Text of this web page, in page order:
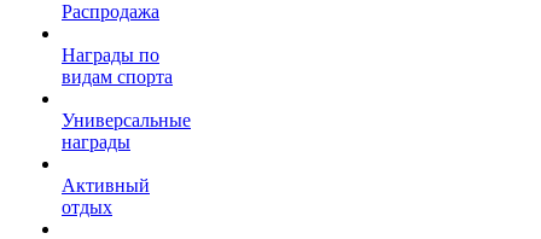
Распродажа
Награды по
видам спорта
Универсальные
награды
Активный
отдых